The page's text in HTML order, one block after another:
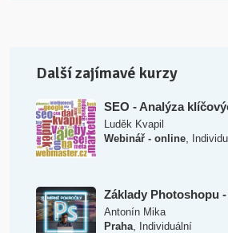
Další zajímavé kurzy
SEO - Analýza
Luděk Kvapil
Webinář - online,
Základy Photoshopu
Antonín Mika
Praha, Individuální